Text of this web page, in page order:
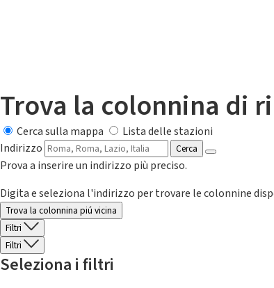
Trova la colonnina di
Cerca sulla mappa
Lista delle stazioni
Indirizzo
Cerca
Prova a inserire un indirizzo più preciso.
Digita e seleziona l'indirizzo per trovare le colonnine
Trova la colonnina piú vicina
Filtri
Filtri
Seleziona i filtri